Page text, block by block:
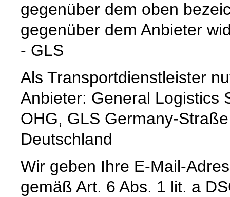
gegenüber dem oben
gegenüber dem Anbieter
- GLS
Als Transportdienstleister
Anbieter: General Logistics
OHG, GLS Germany-
Deutschland
Wir geben Ihre E-Mail-
gemäß Art. 6 Abs. 1 lit. a